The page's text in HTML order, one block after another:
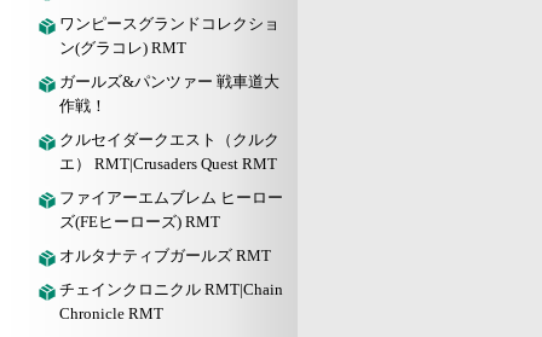
ワンピースグランドコレクショ
ン(グラコレ) RMT
ガールズ&パンツァー 戦車道大
作戦！
クルセイダークエスト（クルク
エ） RMT|Crusaders Quest RMT
ファイアーエムブレム ヒーロー
ズ(FEヒーローズ) RMT
オルタナティブガールズ RMT
チェインクロニクル RMT|Chain
Chronicle RMT